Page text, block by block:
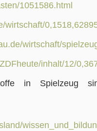
1051586.html
wirtschaft/
wirtschaft/
inhalt/12/
in Spielzeug